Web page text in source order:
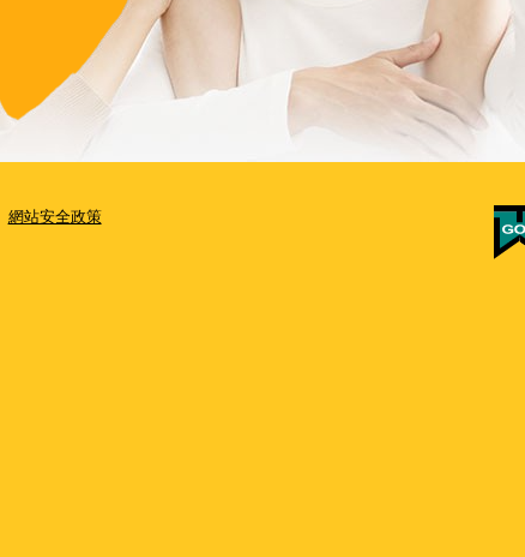
網站安全政策